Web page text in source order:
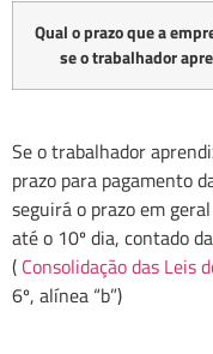
Qual o prazo que a
se o trabalhador
Se o trabalhador
prazo para pagamento
seguirá o prazo em
até o 10º dia, contado
( Consolidação das Leis
6º, alínea “b”)